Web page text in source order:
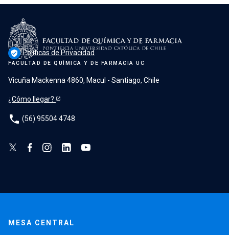
verified_user Políticas de Privacidad
FACULTAD DE QUÍMICA Y DE FARMACIA UC
Vicuña Mackenna 4860, Macul - Santiago, Chile
¿Cómo llegar?
phone (56) 95504 4748
MESA CENTRAL